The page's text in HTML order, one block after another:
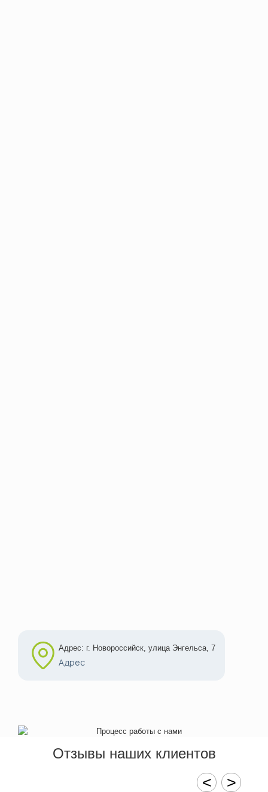
Адрес: г. Новороссийск, улица Энгельса, 7
Адрес
Отзывы наших клиентов
< >